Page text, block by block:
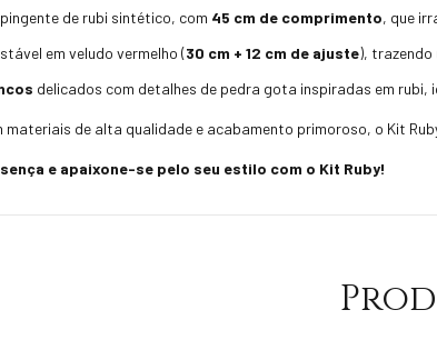
de rubi sintético, com 45 cm de comprimento, que
em veludo vermelho (30 cm + 12 cm de ajuste),
delicados com detalhes de pedra gota inspiradas em
materiais de alta qualidade e acabamento primoroso, o Kit
e apaixone-se pelo seu estilo com o Kit Ruby!